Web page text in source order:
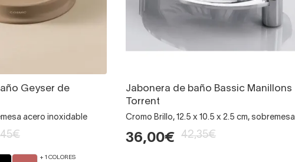
Geyser de
acero inoxidable
+ 1 COLORES
Jabonera de baño Bassic Manillons
Torrent
Cromo Brillo, 12.5 x 10.5 x 2.5 cm, sobremesa
36,00€ 42,35€